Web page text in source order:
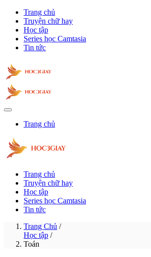
Trang chủ
Truyện chữ hay
Học tập
Series học Camtasia
Tin tức
Trang chủ
Trang chủ
Truyện chữ hay
Học tập
Series học Camtasia
Tin tức
Trang Chủ /
Học tập /
Toán